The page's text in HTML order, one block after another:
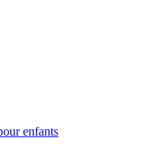
enfants